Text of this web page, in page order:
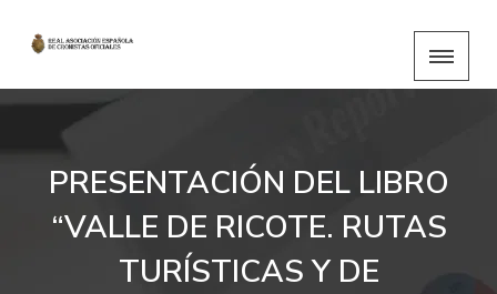
PRESENTACIÓN DEL LIBRO
“VALLE DE RICOTE. RUTAS
TURÍSTICAS Y DE